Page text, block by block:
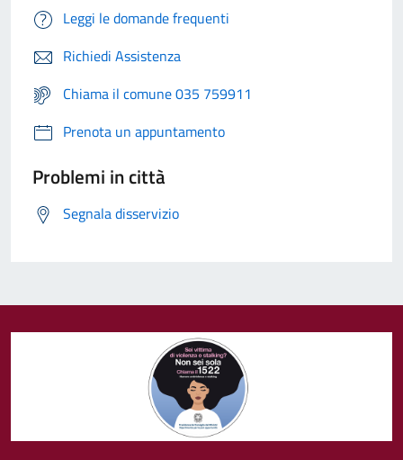
Leggi le domande frequenti
Richiedi Assistenza
Chiama il comune 035 759911
Prenota un appuntamento
Problemi in città
Segnala disservizio